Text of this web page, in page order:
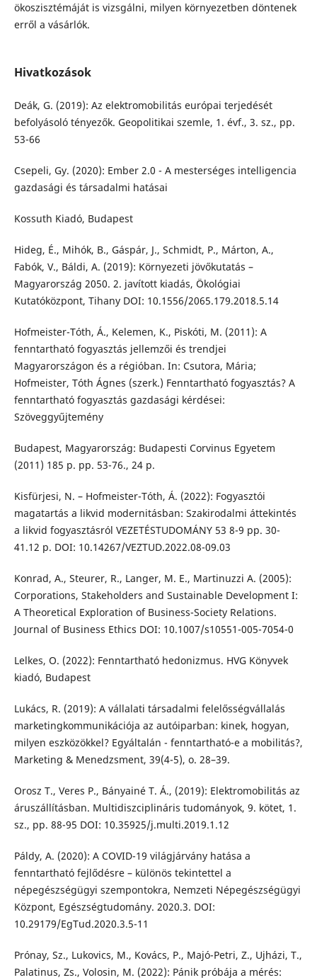
ökoszisztémáját is vizsgálni, milyen környezetben döntenek
erről a vásárlók.
Hivatkozások
Deák, G. (2019): Az elektromobilitás európai terjedését
befolyásoló tényezők. Geopolitikai szemle, 1. évf., 3. sz., pp.
53-66
Csepeli, Gy. (2020): Ember 2.0 - A mesterséges intelligencia
gazdasági és társadalmi hatásai
Kossuth Kiadó, Budapest
Hideg, É., Mihók, B., Gáspár, J., Schmidt, P., Márton, A.,
Fabók, V., Báldi, A. (2019): Környezeti jövőkutatás –
Magyarország 2050. 2. javított kiadás, Ökológiai
Kutatóközpont, Tihany DOI: 10.1556/2065.179.2018.5.14
Hofmeister-Tóth, Á., Kelemen, K., Piskóti, M. (2011): A
fenntartható fogyasztás jellemzői és trendjei
Magyarországon és a régióban. In: Csutora, Mária;
Hofmeister, Tóth Ágnes (szerk.) Fenntartható fogyasztás? A
fenntartható fogyasztás gazdasági kérdései:
Szöveggyűjtemény
Budapest, Magyarország: Budapesti Corvinus Egyetem
(2011) 185 p. pp. 53-76., 24 p.
Kisfürjesi, N. – Hofmeister-Tóth, Á. (2022): Fogyasztói
magatartás a likvid modernitásban: Szakirodalmi áttekintés
a likvid fogyasztásról VEZETÉSTUDOMÁNY 53 8-9 pp. 30-
41.12 p. DOI: 10.14267/VEZTUD.2022.08-09.03
Konrad, A., Steurer, R., Langer, M. E., Martinuzzi A. (2005):
Corporations, Stakeholders and Sustainable Development I:
A Theoretical Exploration of Business-Society Relations.
Journal of Business Ethics DOI: 10.1007/s10551-005-7054-0
Lelkes, O. (2022): Fenntartható hedonizmus. HVG Könyvek
kiadó, Budapest
Lukács, R. (2019): A vállalati társadalmi felelősségvállalás
marketingkommunikációja az autóiparban: kinek, hogyan,
milyen eszközökkel? Egyáltalán - fenntartható-e a mobilitás?,
Marketing & Menedzsment, 39(4-5), o. 28–39.
Orosz T., Veres P., Bányainé T. Á., (2019): Elektromobilitás az
áruszállításban. Multidiszciplináris tudományok, 9. kötet, 1.
sz., pp. 88-95 DOI: 10.35925/j.multi.2019.1.12
Páldy, A. (2020): A COVID-19 világjárvány hatása a
fenntartható fejlődésre – különös tekintettel a
népegészségügyi szempontokra, Nemzeti Népegészségügyi
Központ, Egészségtudomány. 2020.3. DOI:
10.29179/EgTud.2020.3.5-11
Prónay, Sz., Lukovics, M., Kovács, P., Majó-Petri, Z., Ujházi, T.,
Palatinus, Zs., Volosin, M. (2022): Pánik próbája a mérés: